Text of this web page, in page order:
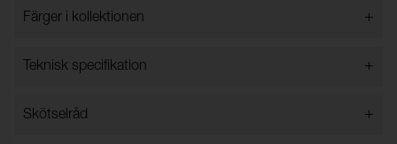
Färger i kollektionen +
Färger i kollektionen
Teknisk specifikation +
Bredd:
Skötselråd +